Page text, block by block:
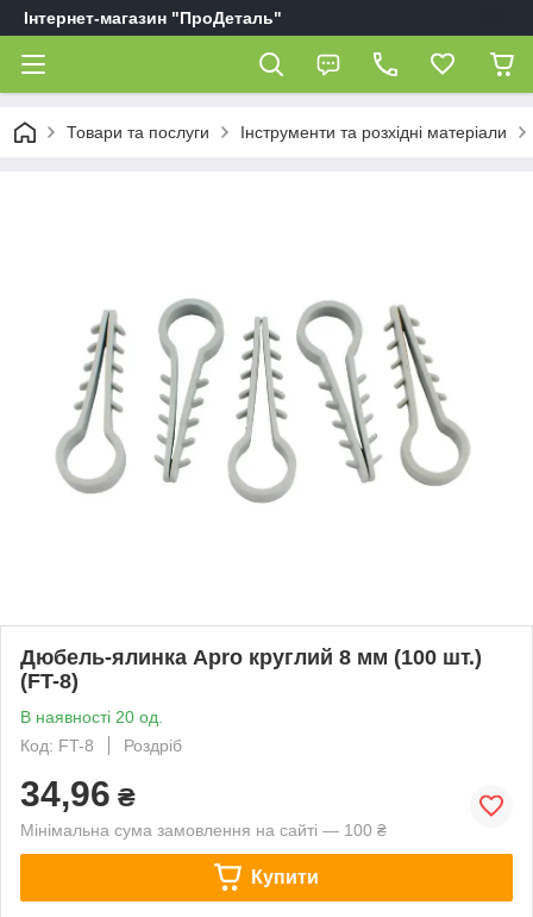
Інтернет-магазин "ПроДеталь"
Товари та послуги Інструменти та розхідні матеріали
Дюбель-ялинка Apro круглий 8 мм (100 шт.)
(FT-8)
В наявності 20 од.
Код: FT-8
Роздріб
34,96 ₴
Мінімальна сума замовлення на сайті — 100 ₴
Купити